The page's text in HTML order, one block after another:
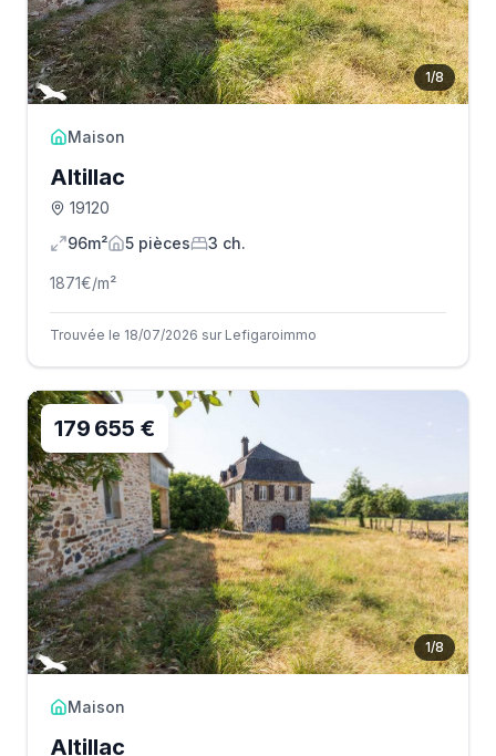
1/8
Maison
Altillac
19120
96m²
5 pièces 3 ch.
1871€/m²
Trouvée le 18/07/2026 sur Lefigaroimmo
1/8
179 655 €
Maison
Altillac